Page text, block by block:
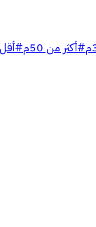
#أكثر من 50م #أقل